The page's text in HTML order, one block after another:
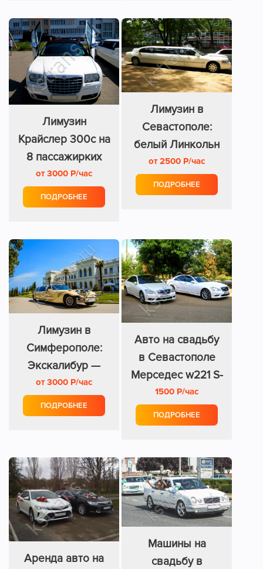
Лимузин
Крайслер 300с на
8 пассажирких
мест
от 3000 Р/час
ПОДРОБНЕЕ
Лимузин в
Севастополе:
белый Линкольн
8 мест
от 2500 Р/час
ПОДРОБНЕЕ
Лимузин в
Симферополе:
Экскалибур —
ретро стиль
от 3000 Р/час
ПОДРОБНЕЕ
Авто на свадьбу
в Севастополе
Мерседес w221 S-
класс
1500 Р/час
ПОДРОБНЕЕ
Аренда авто на
Машины на
свадьбу в